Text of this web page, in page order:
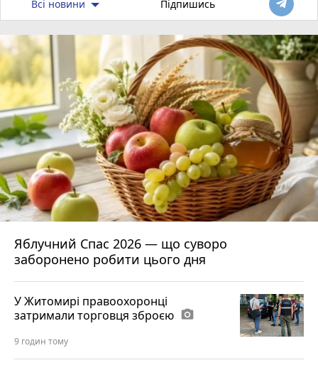
Всі новини Підпишись
Яблучний Спас 2026 — що суворо
заборонено робити цього дня
У Житомирі правоохоронці
затримали торговця зброєю photo_camera
9 годин тому